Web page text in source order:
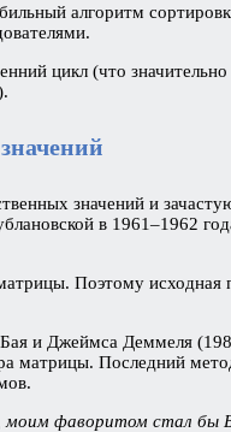
алгоритм
цикл (что
значений и
в 1961–1962
Поэтому
и Джеймса Деммеля
матрицы. Последний
моим фаворитом стал